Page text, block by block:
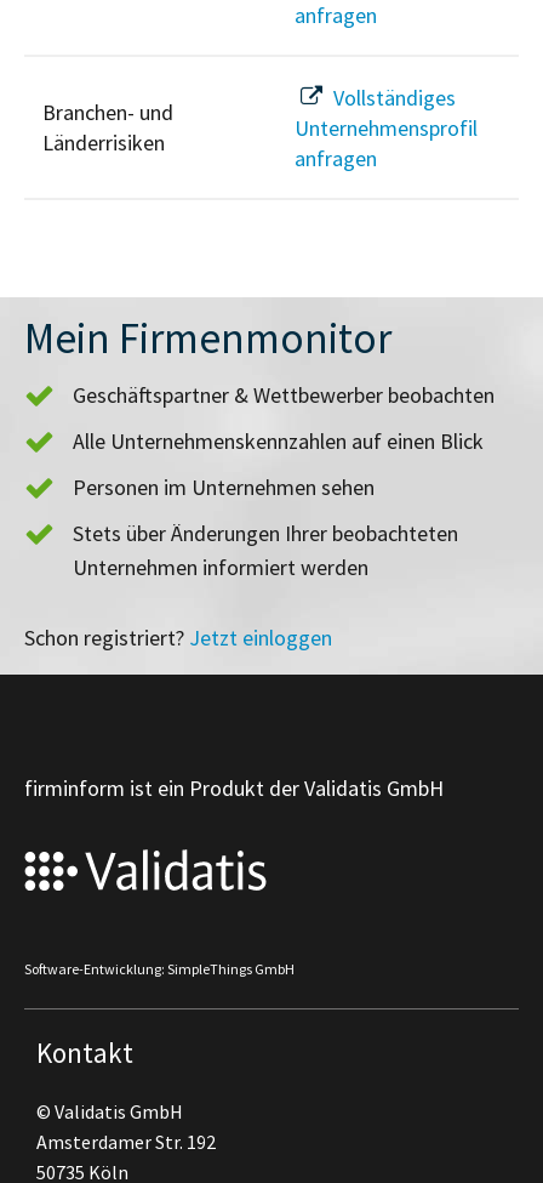
anfragen
Branchen- und
Länderrisiken
Vollständiges
Unternehmensprofil
anfragen
Mein Firmenmonitor
Geschäftspartner & Wettbewerber beobachten
Alle Unternehmenskennzahlen auf einen Blick
Personen im Unternehmen sehen
Stets über Änderungen Ihrer beobachteten
Unternehmen informiert werden
Schon registriert? Jetzt einloggen
firminform ist ein Produkt der Validatis GmbH
Software-Entwicklung: SimpleThings GmbH
Kontakt
© Validatis GmbH
Amsterdamer Str. 192
50735 Köln